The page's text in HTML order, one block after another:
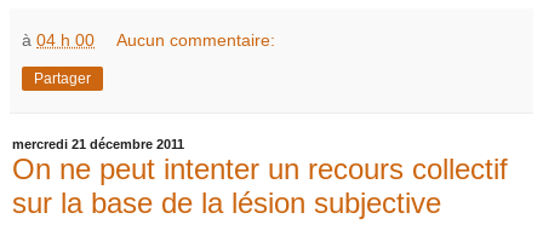
à 04 h 00 Aucun commentaire:
Partager
mercredi 21 décembre 2011
On ne peut intenter un recours collectif
sur la base de la lésion subjective